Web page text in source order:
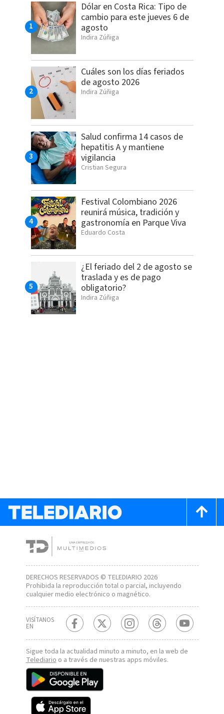
Dólar en Costa Rica: Tipo de
cambio para este jueves 6 de
agosto
Indira Zúñiga
Cuáles son los días feriados
de agosto 2026
Indira Zúñiga
Salud confirma 14 casos de
hepatitis A y mantiene
vigilancia
Cristian Segura
Festival Colombiano 2026
reunirá música, tradición y
gastronomía en Parque Viva
Eduardo Costa
¿El feriado del 2 de agosto se
traslada y es de pago
obligatorio?
Indira Zúñiga
DERECHOS RESERVADOS © TELEDIARIO 2026
Prohibida la reproducción total o parcial, incluyendo
cualquier medio electrónico o magnético.
VISÍTANOS
EN
Sigue toda la actualidad minuto a minuto, en la web de
Telediarioo a través de nuestras apps móviles.